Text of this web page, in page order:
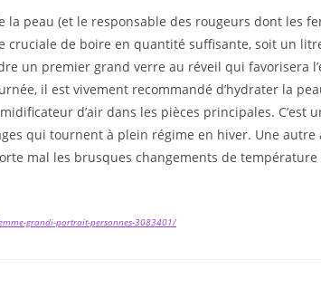
la peau (et le responsable des rougeurs dont les
cruciale de boire en quantité suffisante, soit un
un premier grand verre au réveil qui favorisera
il est vivement recommandé d’hydrater la
d’air dans les pièces principales. C’est
qui tournent à plein régime en hiver. Une
mal les brusques changements de
grandi-portrait-personnes-3083401/